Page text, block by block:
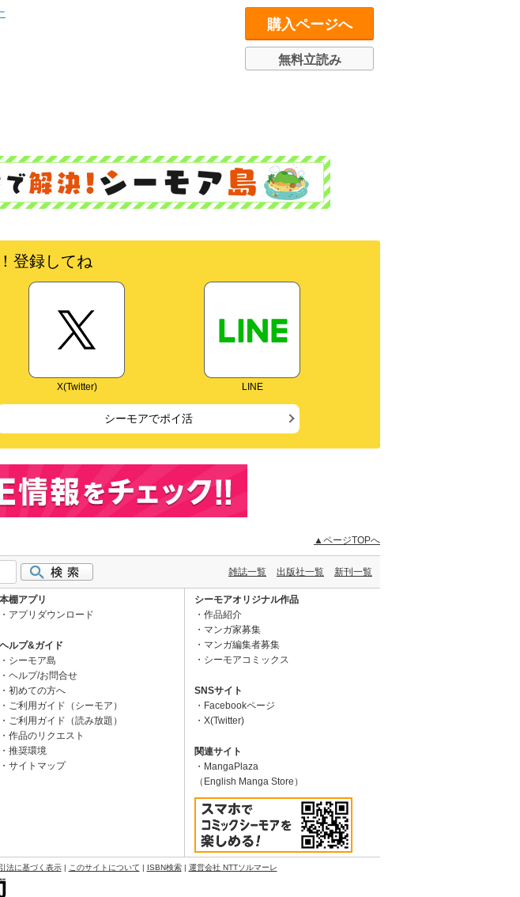
購入ページへ
無料立読み
登録してね
X(Twitter) LINE
シーモアでポイ活
▲ページTOPへ
雑誌一覧 出版社一覧 新刊一覧
本棚アプリ
アプリダウンロード
ヘルプ&ガイド
シーモア島
ヘルプ/お問合せ
初めての方へ
ご利用ガイド（シーモア）
ご利用ガイド（読み放題）
作品のリクエスト
推奨環境
サイトマップ
シーモアオリジナル作品
作品紹介
マンガ家募集
マンガ編集者募集
シーモアコミックス
SNSサイト
Facebookページ
X(Twitter)
関連サイト
MangaPlaza
（English Manga Store）
法に基づく表示| このサイトについて | ISBN検索| 運営会社 NTTソルマーレ